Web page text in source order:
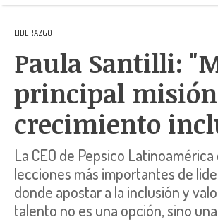
LIDERAZGO
Paula Santilli:
principal misión
crecimiento
La CEO de Pepsico
lecciones más importantes de
donde apostar a la inclusión y
talento no es una opción, sino